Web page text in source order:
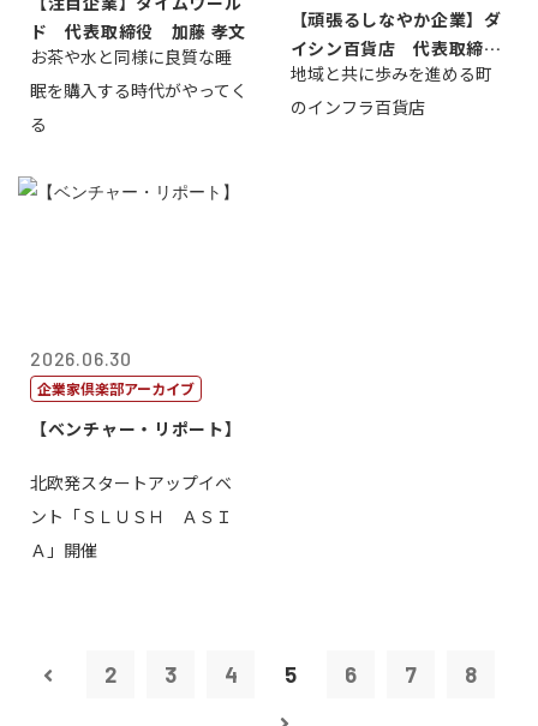
ド 代表取締役 加藤 孝文
お茶や水と同様に良質な睡
眠を購入する時代がやってく
る
【頑張るしなやか企業】ダ
イシン百貨店 代表取締役
社長 西山 ...
地域と共に歩みを進める町
のインフラ百貨店
2026.06.30
企業家倶楽部アーカイブ
【ベンチャー・リポート】
北欧発スタートアップイベ
ント「ＳＬＵＳＨ ＡＳＩ
Ａ」開催
2 3 4 5 6 7 8